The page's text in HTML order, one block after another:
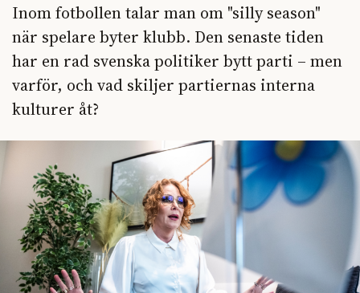
Inom fotbollen talar man om "silly season"
när spelare byter klubb. Den senaste tiden
har en rad svenska politiker bytt parti – men
varför, och vad skiljer partiernas interna
kulturer åt?